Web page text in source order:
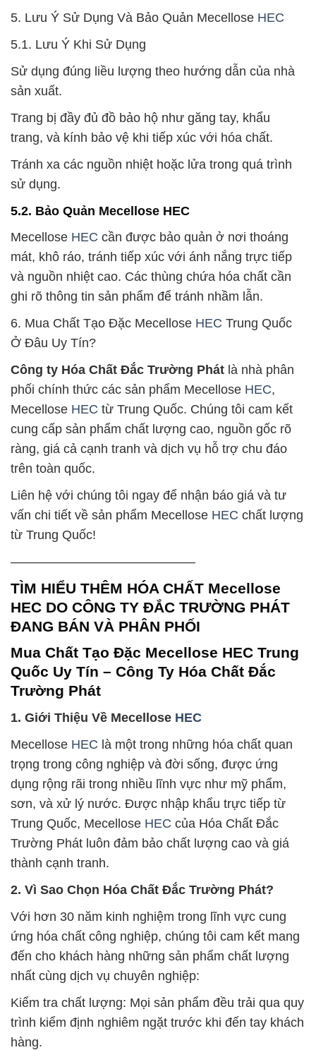
5. Lưu Ý Sử Dụng Và Bảo Quản Mecellose HEC
5.1. Lưu Ý Khi Sử Dụng
Sử dụng đúng liều lượng theo hướng dẫn của nhà
sản xuất.
Trang bị đầy đủ đồ bảo hộ như găng tay, khẩu
trang, và kính bảo vệ khi tiếp xúc với hóa chất.
Tránh xa các nguồn nhiệt hoặc lửa trong quá trình
sử dụng.
5.2. Bảo Quản Mecellose HEC
Mecellose HEC cần được bảo quản ở nơi thoáng
mát, khô ráo, tránh tiếp xúc với ánh nắng trực tiếp
và nguồn nhiệt cao. Các thùng chứa hóa chất cần
ghi rõ thông tin sản phẩm để tránh nhầm lẫn.
6. Mua Chất Tạo Đặc Mecellose HEC Trung Quốc
Ở Đâu Uy Tín?
Công ty Hóa Chất Đắc Trường Phát là nhà phân
phối chính thức các sản phẩm Mecellose HEC,
Mecellose HEC từ Trung Quốc. Chúng tôi cam kết
cung cấp sản phẩm chất lượng cao, nguồn gốc rõ
ràng, giá cả cạnh tranh và dịch vụ hỗ trợ chu đáo
trên toàn quốc.
Liên hệ với chúng tôi ngay để nhận báo giá và tư
vấn chi tiết về sản phẩm Mecellose HEC chất lượng
từ Trung Quốc!
——————————————–
TÌM HIỂU THÊM HÓA CHẤT Mecellose
HEC DO CÔNG TY ĐẮC TRƯỜNG PHÁT
ĐANG BÁN VÀ PHÂN PHỐI
Mua Chất Tạo Đặc Mecellose HEC Trung
Quốc Uy Tín – Công Ty Hóa Chất Đắc
Trường Phát
1. Giới Thiệu Về Mecellose HEC
Mecellose HEC là một trong những hóa chất quan
trọng trong công nghiệp và đời sống, được ứng
dụng rộng rãi trong nhiều lĩnh vực như mỹ phẩm,
sơn, và xử lý nước. Được nhập khẩu trực tiếp từ
Trung Quốc, Mecellose HEC của Hóa Chất Đắc
Trường Phát luôn đảm bảo chất lượng cao và giá
thành cạnh tranh.
2. Vì Sao Chọn Hóa Chất Đắc Trường Phát?
Với hơn 30 năm kinh nghiệm trong lĩnh vực cung
ứng hóa chất công nghiệp, chúng tôi cam kết mang
đến cho khách hàng những sản phẩm chất lượng
nhất cùng dịch vụ chuyên nghiệp:
Kiểm tra chất lượng: Mọi sản phẩm đều trải qua quy
trình kiểm định nghiêm ngặt trước khi đến tay khách
hàng.